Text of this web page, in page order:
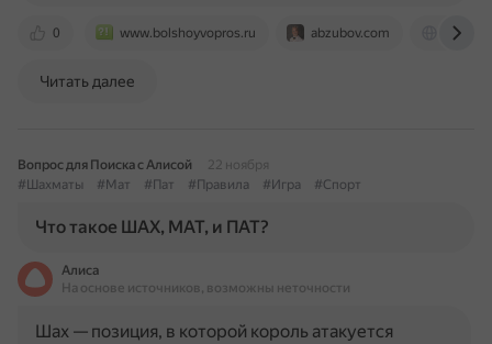
0 www.bolshoyvopros.ru abzubov.com
Читать далее
Вопрос для Поиска с Алисой
22 ноября
#Шахматы
#Мат #Пат #Правила #Игра #Спорт
Что такое ШАХ, МАТ, и ПАТ?
Алиса
На основе источников, возможны неточности
Шах — позиция, в которой король атакуется